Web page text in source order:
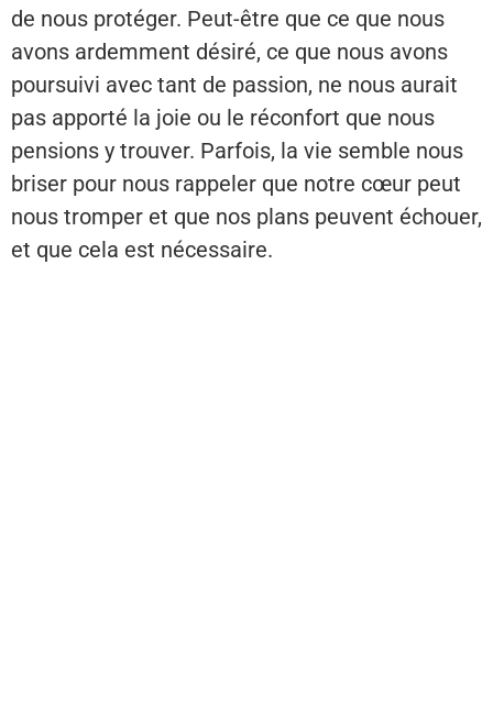
de nous protéger. Peut-être que ce que nous
avons ardemment désiré, ce que nous avons
poursuivi avec tant de passion, ne nous aurait
pas apporté la joie ou le réconfort que nous
pensions y trouver. Parfois, la vie semble nous
briser pour nous rappeler que notre cœur peut
nous tromper et que nos plans peuvent échouer,
et que cela est nécessaire.